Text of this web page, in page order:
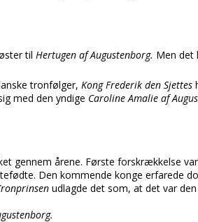
til Hertugen af Augustenborg. Men det
tronfølger, Kong Frederik den Sjettes
med den yndige Caroline Amalie af
gennem årene. Første forskrækkelse
Den kommende konge erfarede
udlagde det som, at det var